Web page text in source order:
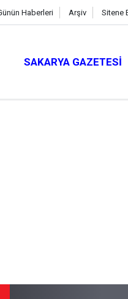
Haberleri Arşiv Sitene
SAKARYA GAZETESI